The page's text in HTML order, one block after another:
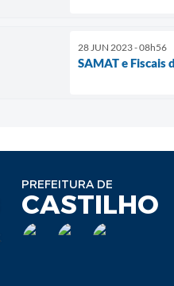
28 JUN 2023 - 08h56
SAMAT e
PREFEITURA DE
CASTILHO